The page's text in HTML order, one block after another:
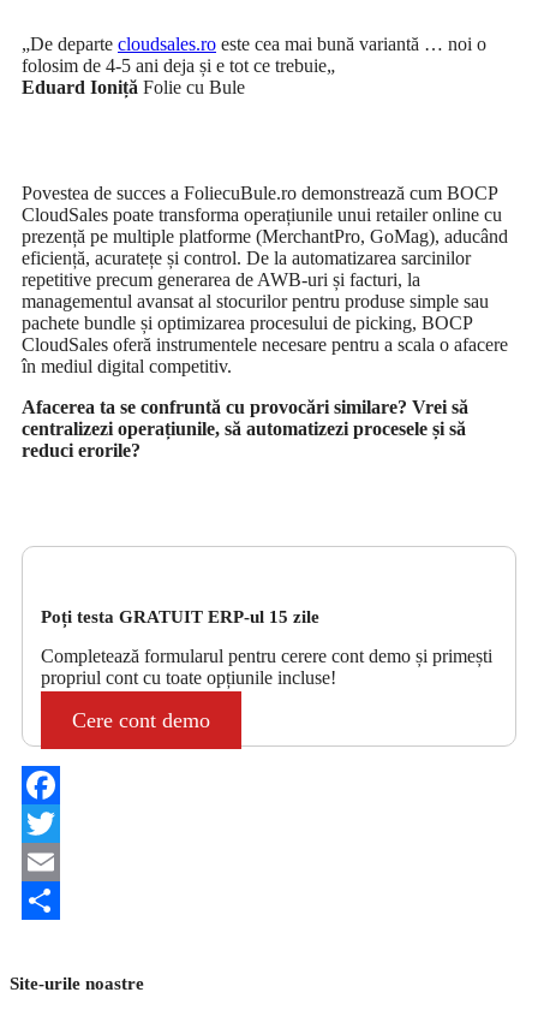
„De departe cloudsales.ro este cea mai bună variantă … noi o
folosim de 4-5 ani deja și e tot ce trebuie„
Eduard Ioniță Folie cu Bule
Povestea de succes a FoliecuBule.ro demonstrează cum BOCP
CloudSales poate transforma operațiunile unui retailer online cu
prezență pe multiple platforme (MerchantPro, GoMag), aducând
eficiență, acuratețe și control. De la automatizarea sarcinilor
repetitive precum generarea de AWB-uri și facturi, la
managementul avansat al stocurilor pentru produse simple sau
pachete bundle și optimizarea procesului de picking, BOCP
CloudSales oferă instrumentele necesare pentru a scala o afacere
în mediul digital competitiv.
Afacerea ta se confruntă cu provocări similare? Vrei să
centralizezi operațiunile, să automatizezi procesele și să
reduci erorile?
Poți testa GRATUIT ERP-ul 15 zile
Completează formularul pentru cerere cont demo și primești
propriul cont cu toate opțiunile incluse!
Cere cont demo
Facebook
Twitter
Email
Site-urile noastre